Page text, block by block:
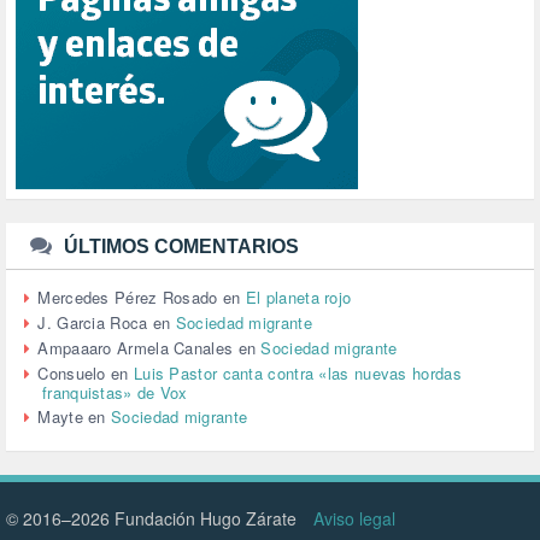
REPUBLICA (1)
SALUD (108)
SENSIBILIZACIÓN (576)
SINDICATOS (12)
TTIP (6)
URBANISMO (1)
URBANIZACIÓN (1)
VEJEZ (1)
VENEZUELA (3)
VENEZULA (1)
VIAJES (1)
VIOLENCIA (2)
VIOLENCIA DE GÉNERO (223)
VIVIENDA (9)
VOLODIMIR ZELENSKY (1)
ÚLTIMOS COMENTARIOS
Mercedes Pérez Rosado en El planeta rojo
J. Garcia Roca en Sociedad migrante
Ampaaaro Armela Canales enSociedad migrante
Consuelo en Luis Pastor canta contra «las nuevas hordas
franquistas» de Vox
MayteenSociedad migrante
© 2016–2026 Fundación Hugo Zárate Aviso legal